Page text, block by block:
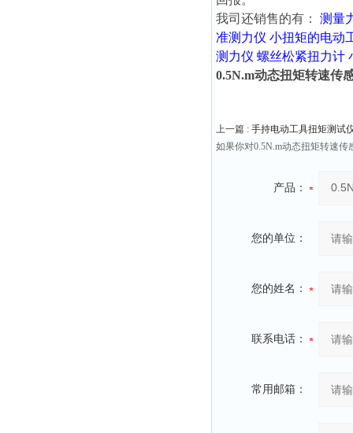
我司还销售的有： 测量
准测力仪 小扭矩的电动
测力仪 螺丝松紧扭力计
0.5N.m动态扭矩转速传
上一篇 : 手持电动工具扭矩测试
如果你对0.5N.m动态扭矩转速
产品：
您的单位：
您的姓名：
联系电话：
常用邮箱：